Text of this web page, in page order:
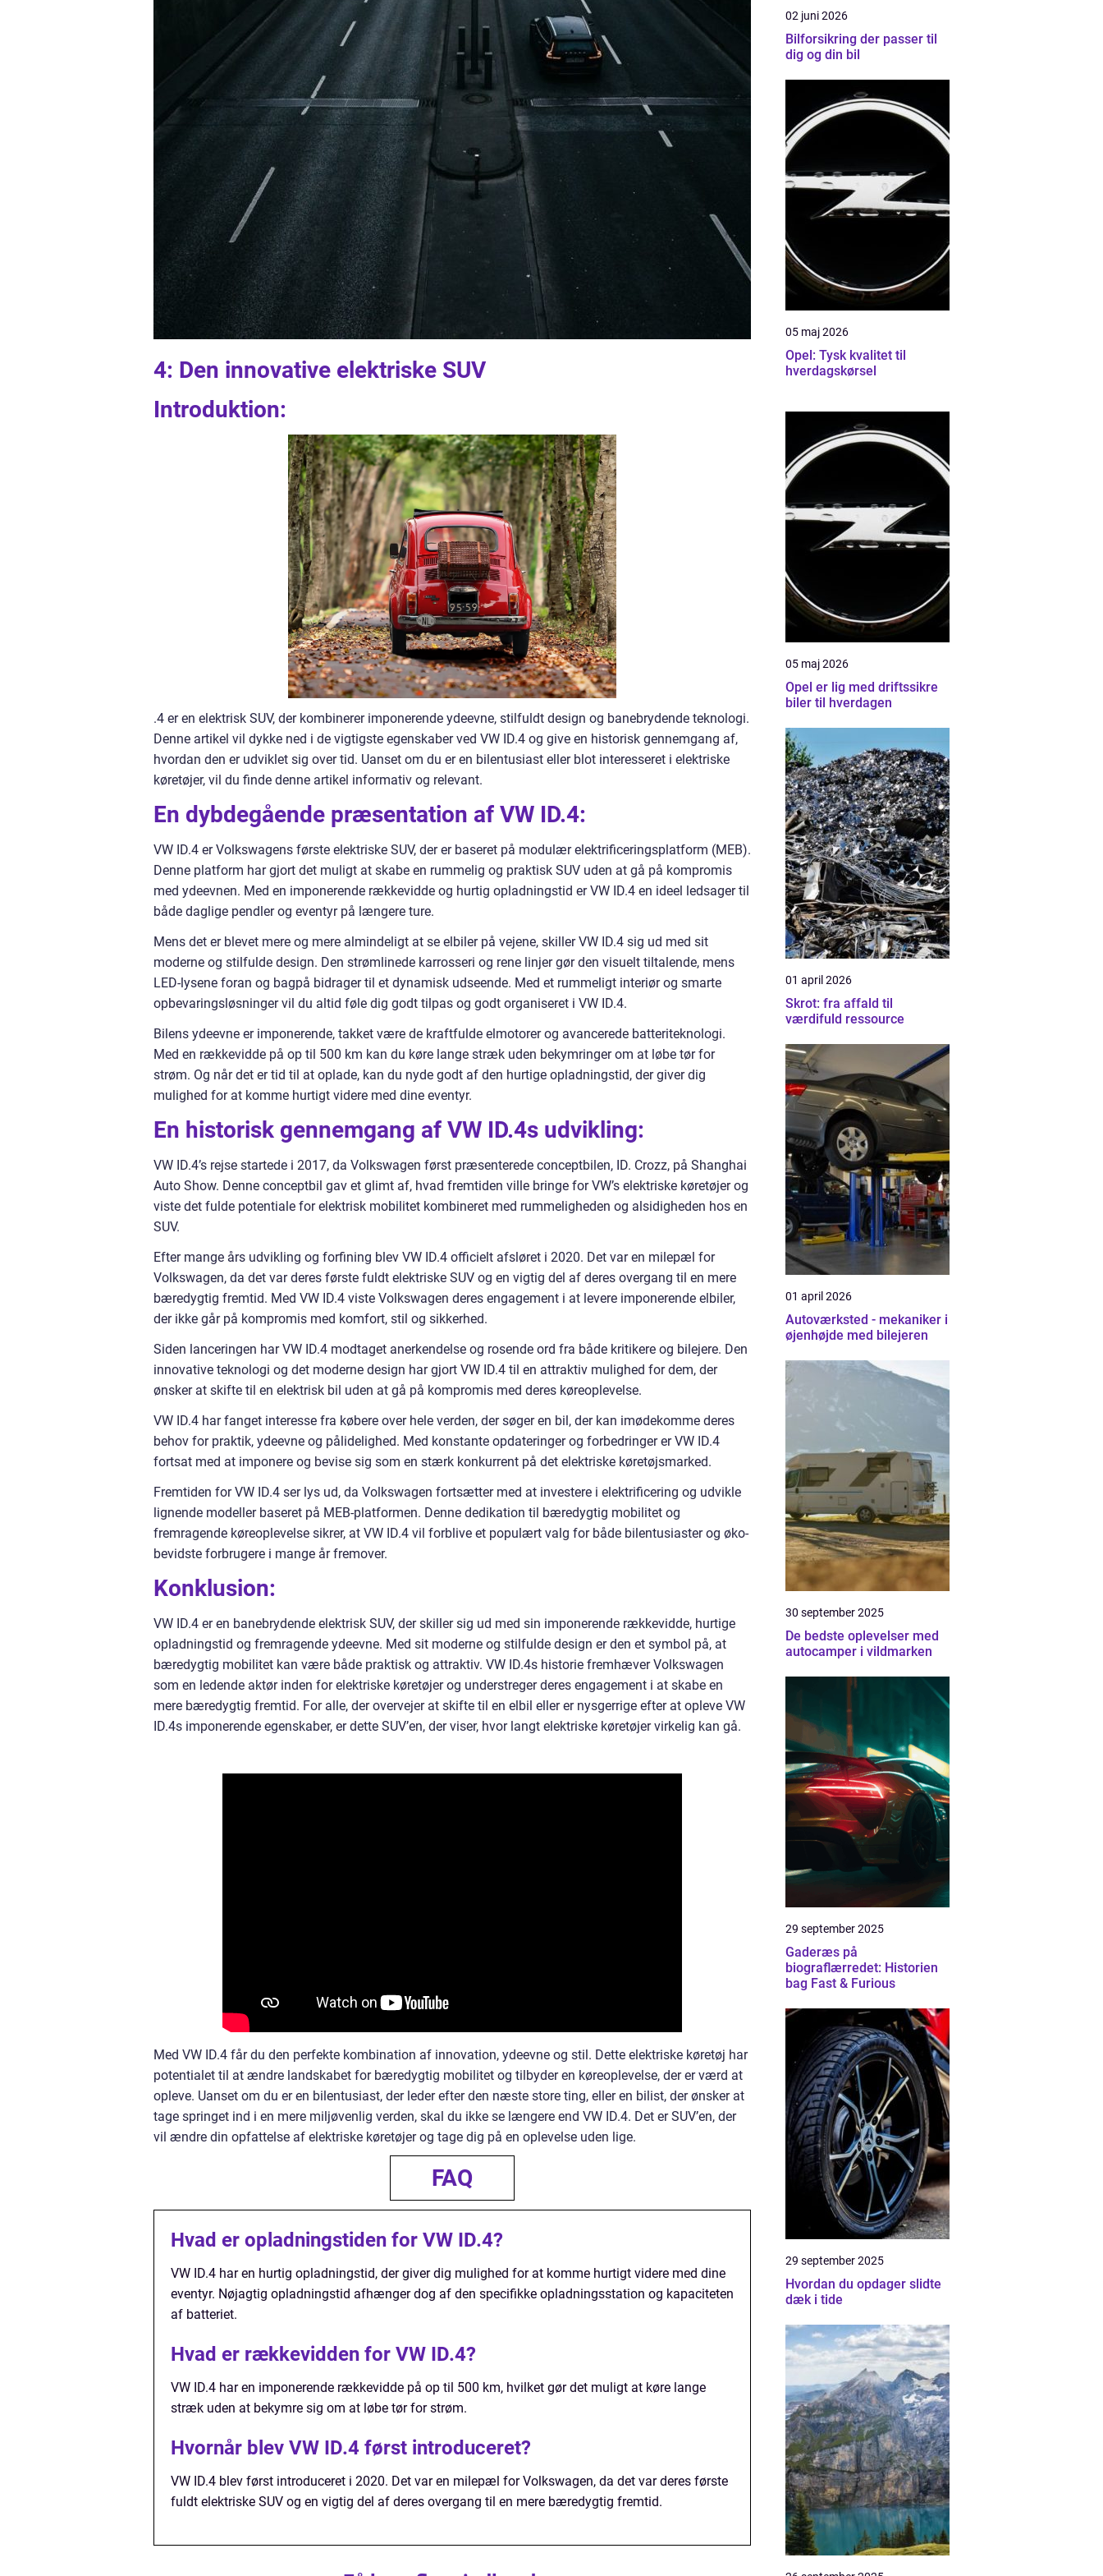
4: Den innovative elektriske SUV
Introduktion:
.4 er en elektrisk SUV, der kombinerer imponerende ydeevne, stilfuldt design og banebrydende teknologi.
Denne artikel vil dykke ned i de vigtigste egenskaber ved VW ID.4 og give en historisk gennemgang af,
hvordan den er udviklet sig over tid. Uanset om du er en bilentusiast eller blot interesseret i elektriske
køretøjer, vil du finde denne artikel informativ og relevant.
En dybdegående præsentation af VW ID.4:
VW ID.4 er Volkswagens første elektriske SUV, der er baseret på modulær elektrificeringsplatform (MEB).
Denne platform har gjort det muligt at skabe en rummelig og praktisk SUV uden at gå på kompromis
med ydeevnen. Med en imponerende rækkevidde og hurtig opladningstid er VW ID.4 en ideel ledsager til
både daglige pendler og eventyr på længere ture.
Mens det er blevet mere og mere almindeligt at se elbiler på vejene, skiller VW ID.4 sig ud med sit
moderne og stilfulde design. Den strømlinede karrosseri og rene linjer gør den visuelt tiltalende, mens
LED-lysene foran og bagpå bidrager til et dynamisk udseende. Med et rummeligt interiør og smarte
opbevaringsløsninger vil du altid føle dig godt tilpas og godt organiseret i VW ID.4.
Bilens ydeevne er imponerende, takket være de kraftfulde elmotorer og avancerede batteriteknologi.
Med en rækkevidde på op til 500 km kan du køre lange stræk uden bekymringer om at løbe tør for
strøm. Og når det er tid til at oplade, kan du nyde godt af den hurtige opladningstid, der giver dig
mulighed for at komme hurtigt videre med dine eventyr.
En historisk gennemgang af VW ID.4s udvikling:
VW ID.4’s rejse startede i 2017, da Volkswagen først præsenterede conceptbilen, ID. Crozz, på Shanghai
Auto Show. Denne conceptbil gav et glimt af, hvad fremtiden ville bringe for VW’s elektriske køretøjer og
viste det fulde potentiale for elektrisk mobilitet kombineret med rummeligheden og alsidigheden hos en
SUV.
Efter mange års udvikling og forfining blev VW ID.4 officielt afsløret i 2020. Det var en milepæl for
Volkswagen, da det var deres første fuldt elektriske SUV og en vigtig del af deres overgang til en mere
bæredygtig fremtid. Med VW ID.4 viste Volkswagen deres engagement i at levere imponerende elbiler,
der ikke går på kompromis med komfort, stil og sikkerhed.
Siden lanceringen har VW ID.4 modtaget anerkendelse og rosende ord fra både kritikere og bilejere. Den
innovative teknologi og det moderne design har gjort VW ID.4 til en attraktiv mulighed for dem, der
ønsker at skifte til en elektrisk bil uden at gå på kompromis med deres køreoplevelse.
VW ID.4 har fanget interesse fra købere over hele verden, der søger en bil, der kan imødekomme deres
behov for praktik, ydeevne og pålidelighed. Med konstante opdateringer og forbedringer er VW ID.4
fortsat med at imponere og bevise sig som en stærk konkurrent på det elektriske køretøjsmarked.
Fremtiden for VW ID.4 ser lys ud, da Volkswagen fortsætter med at investere i elektrificering og udvikle
lignende modeller baseret på MEB-platformen. Denne dedikation til bæredygtig mobilitet og
fremragende køreoplevelse sikrer, at VW ID.4 vil forblive et populært valg for både bilentusiaster og øko-
bevidste forbrugere i mange år fremover.
Konklusion:
VW ID.4 er en banebrydende elektrisk SUV, der skiller sig ud med sin imponerende rækkevidde, hurtige
opladningstid og fremragende ydeevne. Med sit moderne og stilfulde design er den et symbol på, at
bæredygtig mobilitet kan være både praktisk og attraktiv. VW ID.4s historie fremhæver Volkswagen
som en ledende aktør inden for elektriske køretøjer og understreger deres engagement i at skabe en
mere bæredygtig fremtid. For alle, der overvejer at skifte til en elbil eller er nysgerrige efter at opleve VW
ID.4s imponerende egenskaber, er dette SUV’en, der viser, hvor langt elektriske køretøjer virkelig kan gå.
Med VW ID.4 får du den perfekte kombination af innovation, ydeevne og stil. Dette elektriske køretøj har
potentialet til at ændre landskabet for bæredygtig mobilitet og tilbyder en køreoplevelse, der er værd at
opleve. Uanset om du er en bilentusiast, der leder efter den næste store ting, eller en bilist, der ønsker at
tage springet ind i en mere miljøvenlig verden, skal du ikke se længere end VW ID.4. Det er SUV’en, der
vil ændre din opfattelse af elektriske køretøjer og tage dig på en oplevelse uden lige.
FAQ
Hvad er opladningstiden for VW ID.4?
VW ID.4 har en hurtig opladningstid, der giver dig mulighed for at komme hurtigt videre med dine
eventyr. Nøjagtig opladningstid afhænger dog af den specifikke opladningsstation og kapaciteten
af batteriet.
Hvad er rækkevidden for VW ID.4?
VW ID.4 har en imponerende rækkevidde på op til 500 km, hvilket gør det muligt at køre lange
stræk uden at bekymre sig om at løbe tør for strøm.
Hvornår blev VW ID.4 først introduceret?
VW ID.4 blev først introduceret i 2020. Det var en milepæl for Volkswagen, da det var deres første
fuldt elektriske SUV og en vigtig del af deres overgang til en mere bæredygtig fremtid.
02 juni 2026
Bilforsikring der passer til
dig og din bil
05 maj 2026
Opel: Tysk kvalitet til
hverdagskørsel
05 maj 2026
Opel er lig med driftssikre
biler til hverdagen
01 april 2026
Skrot: fra affald til
værdifuld ressource
01 april 2026
Autoværksted - mekaniker i
øjenhøjde med bilejeren
30 september 2025
De bedste oplevelser med
autocamper i vildmarken
29 september 2025
Gaderæs på
biograflærredet: Historien
bag Fast & Furious
29 september 2025
Hvordan du opdager slidte
dæk i tide